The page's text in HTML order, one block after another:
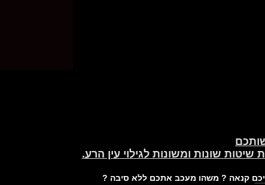
שונות ומשונות לגילוי עין הרע.
קנאה ? משהו מעכב אתכם ללא סיבה ?